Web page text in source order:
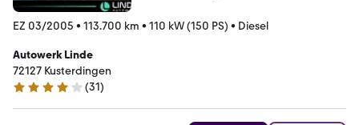
EZ 03/2005 • 113.700 km • 110 kW (150 PS) • Diesel
Autowerk Linde
72127 Kusterdingen
4.2 Sterne
(31)